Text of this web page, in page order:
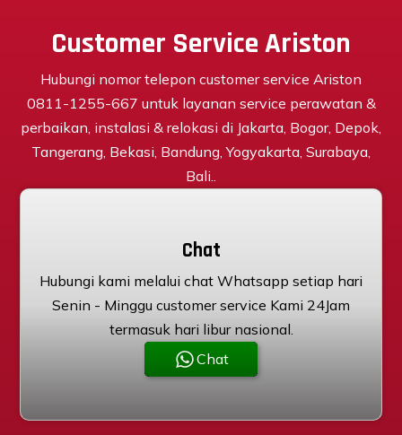
Customer Service Ariston
Hubungi nomor telepon customer service Ariston
0811-1255-667 untuk layanan service perawatan &
perbaikan, instalasi & relokasi di Jakarta, Bogor, Depok,
Tangerang, Bekasi, Bandung, Yogyakarta, Surabaya,
Bali..
Chat
Hubungi kami melalui chat Whatsapp setiap hari
Senin - Minggu customer service Kami 24Jam
termasuk hari libur nasional.
Chat